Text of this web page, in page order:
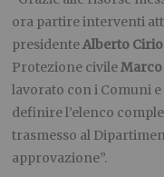
ora partire interventi
presidenteAlberto Cirio
Protezione civileMarco
lavorato con i Comuni
definire l’elenco
trasmesso al
approvazione”.